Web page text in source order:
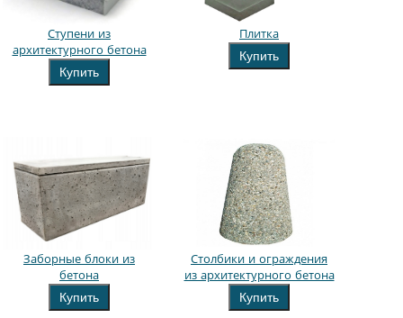
Ступени из
архитектурного бетона
Купить
Плитка
Купить
Заборные блоки из
бетона
Купить
Столбики и ограждения
из архитектурного бетона
Купить